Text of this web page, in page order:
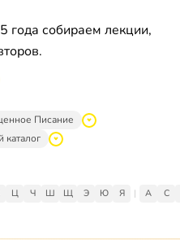
года собираем лекции,
Писание
Ц Ч Ш Щ Э Ю Я | A C